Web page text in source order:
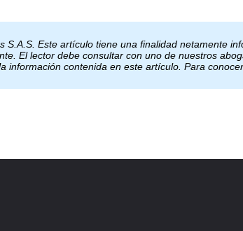
S.A.S. Este artículo tiene una finalidad netamente
El lector debe consultar con uno de nuestros
información contenida en este artículo. Para